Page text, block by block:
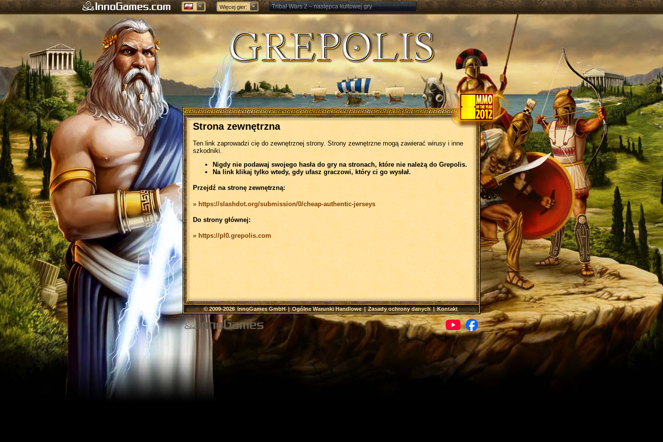
Więcej gier: Tribal Wars 2 – następca kultowej gry
Forge of Empires – Strategia o epokach cywilizacji
Strona zewnętrzna
Ten link zaprowadzi cię do zewnętrznej strony. Strony zewnętrzne mogą zawierać wirusy i inne
szkodniki.
Nigdy nie podawaj swojego hasła do gry na stronach, które nie należą do Grepolis.
Na link klikaj tylko wtedy, gdy ufasz graczowi, który ci go wysłał.
Przejdź na stronę zewnętrzną:
» https://slashdot.org/submission/0/cheap-authentic-jerseys
Do strony głównej:
» https://pl0.grepolis.com
© 2009-2026InnoGames GmbH|Ogólne Warunki Handlowe|Zasady ochrony danych|Kontakt